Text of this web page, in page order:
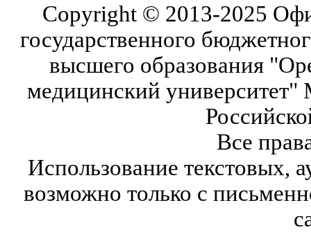
Copyright © 2013-2025
государственного
высшего образования
медицинский университет"
Все
Использование текстовых,
возможно только с